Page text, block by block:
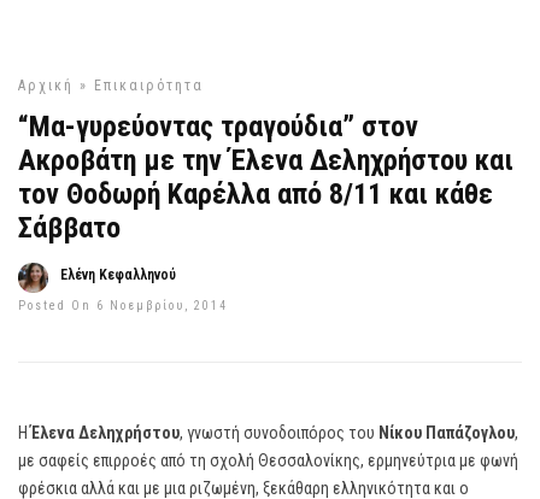
Αρχική » Επικαιρότητα
“Μα-γυρεύοντας τραγούδια” στον
Ακροβάτη με την Έλενα Δεληχρήστου και
τον Θοδωρή Καρέλλα από 8/11 και κάθε
Σάββατο
Ελένη Κεφαλληνού
Posted On 6 Νοεμβρίου, 2014
ΗΈλενα Δεληχρήστου, γνωστή συνοδοιπόρος του Νίκου Παπάζογλου,
με σαφείς επιρροές από τη σχολή Θεσσαλονίκης, ερμηνεύτρια με φωνή
φρέσκια αλλά και με μια ριζωμένη, ξεκάθαρη ελληνικότητα και ο